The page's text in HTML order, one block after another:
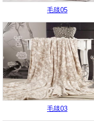
毛毯05
毛毯03